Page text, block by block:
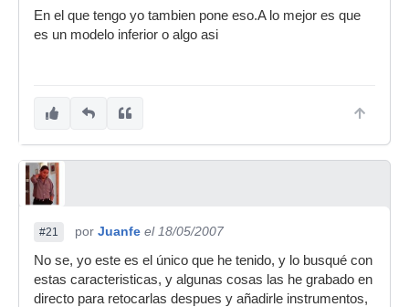
En el que tengo yo tambien pone eso.A lo mejor es que
es un modelo inferior o algo asi
#21 por Juanfe el 18/05/2007
No se, yo este es el único que he tenido, y lo busqué con
estas caracteristicas, y algunas cosas las he grabado en
directo para retocarlas despues y añadirle instrumentos,